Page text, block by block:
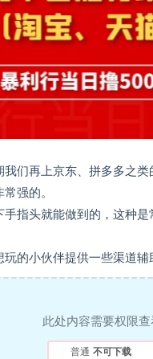
们再上京东、拼多多之类
强的。
指头就能做到的，这种
的小伙伴提供一些渠道辅
此处内容需要权限查
普通 不可下载